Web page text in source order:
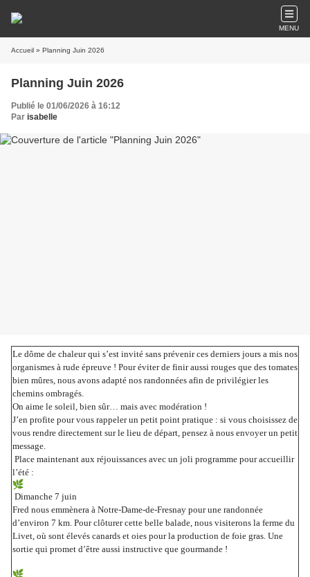
MENU
Accueil » Planning Juin 2026
Planning Juin 2026
Publié le 01/06/2026 à 16:12
Par isabelle
Le dôme de chaleur qui s’est invité sans prévenir ces derniers jours a mis nos
organismes à rude épreuve ! Pour éviter de finir aussi rouges que des tomates
bien mûres, nous avons adapté nos randonnées afin de privilégier les
chemins ombragés.
On aime le soleil, bien sûr… mais avec modération !
J’en profite pour vous rappeler un petit point pratique : si vous choisissez de
vous rendre directement sur le lieu de départ, pensez à nous envoyer un petit
message.
Place maintenant aux réjouissances avec un joli programme pour accueillir
l’été :
Dimanche 7 juin
Fred nous emmènera à Notre-Dame-de-Fresnay pour une randonnée
d’environ 7 km. Pour clôturer cette belle balade, nous visiterons la ferme du
Livet, où sont élevés canards et oies pour la production de foie gras. Une
sortie qui promet d’être aussi instructive que gourmande !